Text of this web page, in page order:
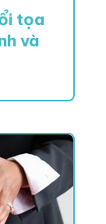
tọa
và